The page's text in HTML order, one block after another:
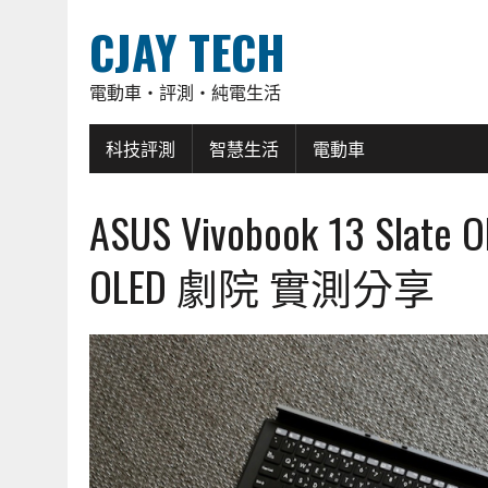
CJAY TECH
電動車・評測・純電生活
科技評測 智慧生活 電動車
ASUS Vivobook 13
OLED 劇院 實測分享